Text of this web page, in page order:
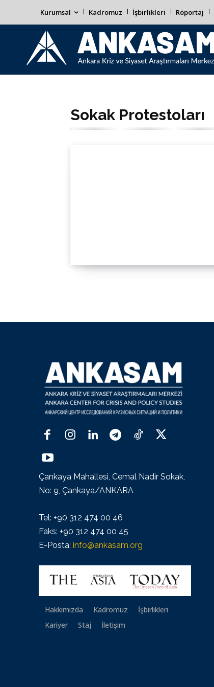
Kurumsal Kadromuz İşbirlikleri Röportaj
Sokak Protestoları
Çankaya Mahallesi, Cemal Nadir Sokak,
No: 9, Çankaya/ANKARA
Tel: +90 312 474 00 46
Faks: +90 312 474 00 45
E-Posta: info@ankasam.org
Hakkımızda Kadromuz
İşbirlikleri
Kariyer
Staj İletişim